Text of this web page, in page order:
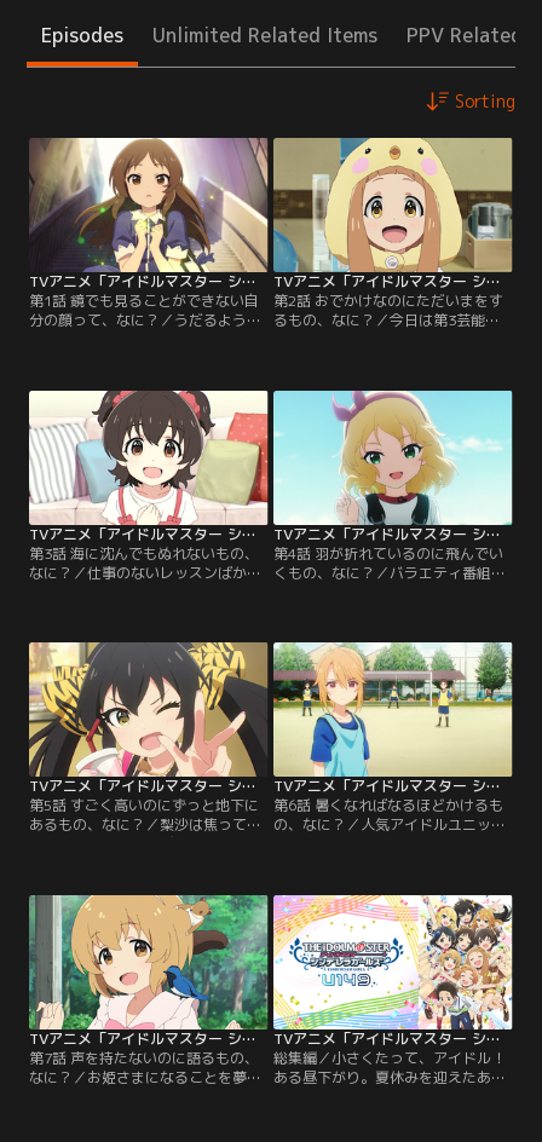
Episodes Unlimited Related Items PPV Related
Sorting
TVアニメ「アイドルマスター シンデレラガールズ U149」 第01話
第1話 鏡でも見ることができない自
分の顔って、なに？／うだるような
れていた。そこで決まったのは、プ
ロジェクトのために作られた『第3
芸能課』をある新人にプロデュース
させること。そして同じころ、第3
芸能課のメンバーに選ばれた橘あり
すは…。【提供：バンダイチャンネ
ル】
TVアニメ「アイドルマスター シンデレラガールズ U149」 第02話
第2話 おでかけなのにただいまをす
るもの、なに？／今日は第3芸能課
の顔写真にキグルミはダメだと言わ
れてしまう。着替えてもらおうとす
るプロデューサーだが、なぜかどう
してもキグルミを脱ぎたがらない仁
奈。Pは困り果て、とうとう写真は
撮れずじまい……。【提供：バンダ
イチャンネル】
TVアニメ「アイドルマスター シンデレラガールズ U149」 第03話
第3話 海に沈んでもぬれないもの、
なに？／仕事のないレッスンばかり
ルである佐藤心と安部菜々の人気動
画チャンネル『しゅがみん☆TV』に
はしゃぐみりあたちを見て、Pはあ
ることを思いつく。それは、心にお
仕事としての動画撮影を教えてもら
うこと！【提供：バンダイチャンネ
ル】
TVアニメ「アイドルマスター シンデレラガールズ U149」 第04話
第4話 羽が折れているのに飛んでい
くもの、なに？／バラエティ番組へ
落ちついた様子の桃華に大人たちは
感心しきり。一方、見学についてき
たありすは、完璧に台本を演じてみ
せる桃華の姿になぜかショックを受
けていた。撮影は順調に進み、いよ
いよバンジーを飛ぶことに。【提
供：バンダイチャンネル】
TVアニメ「アイドルマスター シンデレラガールズ U149」 第05話
第5話 すごく高いのにずっと地下に
あるもの、なに？／梨沙は焦ってい
た。そんなときプロデューサーが持
ると意気込む梨沙の大一番に、第3
芸能課のみんなもはりきって応援！
してくれたのだが……梨沙はみんな
をテキトーにあしらい、プロデュー
サーのアドバイスも聞こうとしな
い。【提供：バンダイチャンネル】
TVアニメ「アイドルマスター シンデレラガールズ U149」 第06話
第6話 暑くなればなるほどかけるも
の、なに？／人気アイドルユニッ
ながらも着々と息を合わせ、経過は
順調。しかし、プロデューサーが持
ってきたステージ衣装を見るやいな
や、晴は真っ青に。スカートなんて
絶対ヤダ！と立てこもってしまう。
【提供：バンダイチャンネル】
TVアニメ「アイドルマスター シンデレラガールズ U149」 第07話
第7話 声を持たないのに語るもの、
なに？／お姫さまになることを夢見
TVアニメ「アイドルマスター シンデレラガールズ U149」 総集編
総集編／小さくたって、アイドル！
ある昼下がり。夏休みを迎えたあり